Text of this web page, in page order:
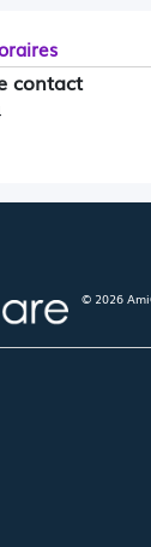
contact
© 2026